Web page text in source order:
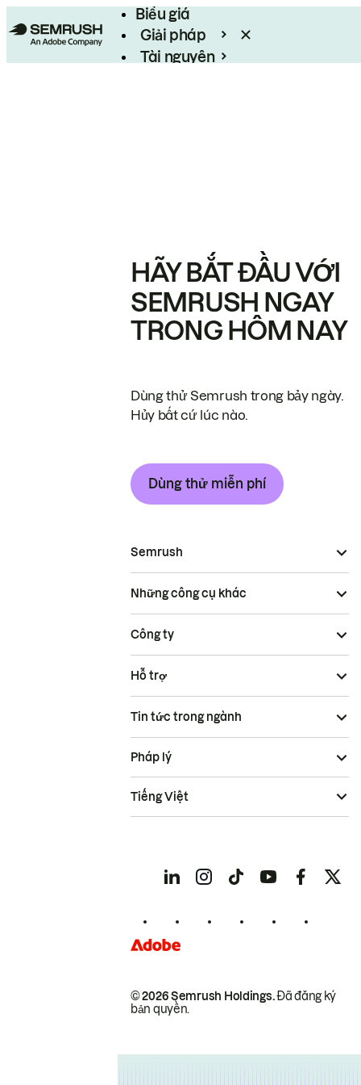
Biểu giá
Giải pháp
Tài nguyên
HÃY BẮT ĐẦU VỚI
SEMRUSH NGAY
TRONG HÔM NAY
Dùng thử Semrush trong bảy ngày.
Hủy bất cứ lúc nào.
Dùng thử miễn phí
Semrush
Những công cụ khác
Công ty
Hỗ trợ
Tin tức trong ngành
© 2026 Semrush Holdings.Đã đăng ký
bản quyền.
Pháp lý
Tiếng Việt